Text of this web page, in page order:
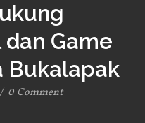
Game
Bukalapak
/ 0 Comment